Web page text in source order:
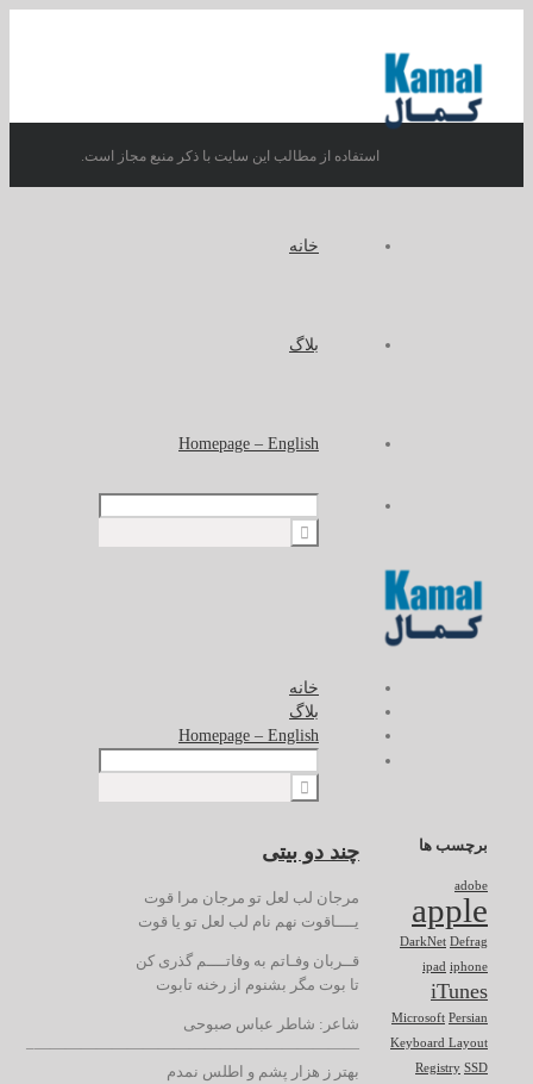
خانه
بلاگ
Homepage – English
خانه
بلاگ
Homepage – English
چند دو بیتی
مرجان لب لعل تو مرجان مرا قوت
یــــاقوت نهم نام لب لعل تو یا قوت
قــربان وفـاتم به وفاتــــم گذری کن
تا بوت مگر بشنوم از رخنه تابوت
شاعر: شاطر عباس صبوحی
—————————————————————–
بهتر ز هزار پشم و اطلس نمدم
برچسب ها
adobe
apple
DarkNet Defrag
ipad iphone
iTunes
Microsoft Persian
Keyboard Layout
Registry SSD
استفاده از مطالب این سایت با ذکر منبع مجاز است.